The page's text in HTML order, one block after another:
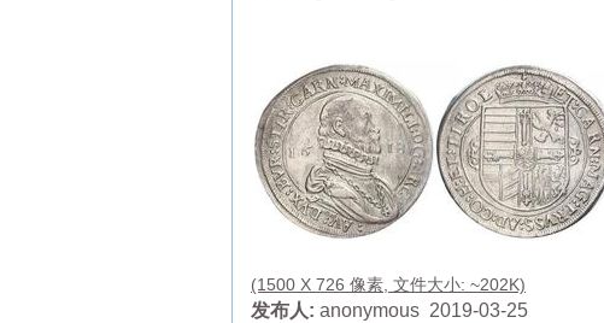
(1500 X 726 像素, 文件大小: ~202K)
发布人: anonymous 2019-03-25